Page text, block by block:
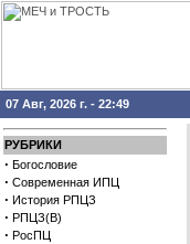
07 Авг, 2026 г. - 22:49
РУБРИКИ
· Богословие
· Современная ИПЦ
· История РПЦЗ
· РПЦЗ(В)
· РосПЦ